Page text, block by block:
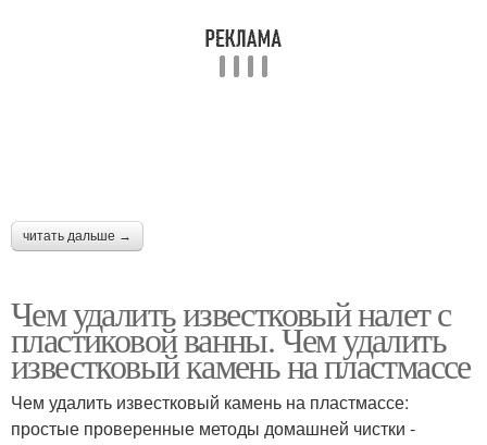
читать дальше →
Чем удалить известковый налет с
пластиковой ванны. Чем удалить
известковый камень на пластмассе
Чем удалить известковый камень на пластмассе:
простые проверенные методы домашней чистки -